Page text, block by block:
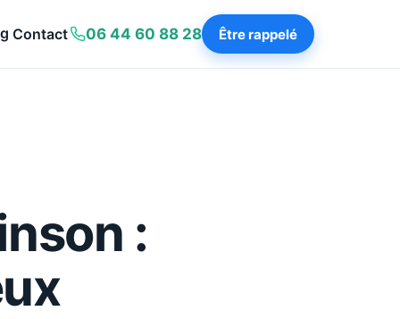
Contact 06 44 60 88 28 Être rappelé
: